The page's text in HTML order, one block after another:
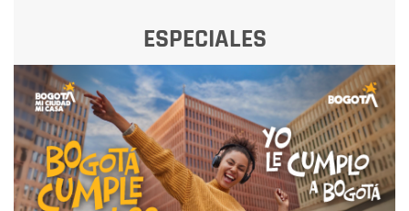
ESPECIALES